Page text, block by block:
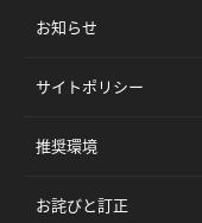
お知らせ
サイトポリシー
推奨環境
お詫びと訂正